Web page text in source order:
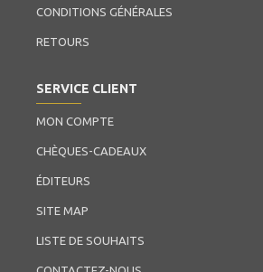
CONDITIONS GÉNÉRALES
RETOURS
SERVICE CLIENT
MON COMPTE
CHÈQUES-CADEAUX
ÉDITEURS
SITE MAP
LISTE DE SOUHAITS